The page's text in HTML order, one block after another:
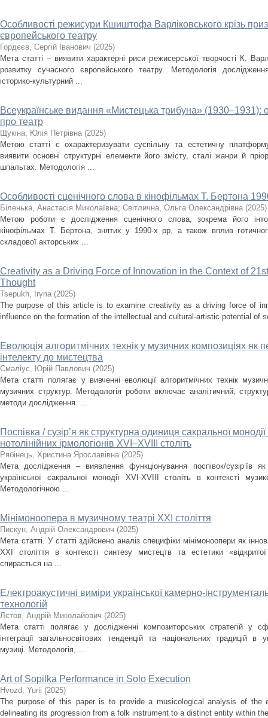
Особливості режисури Кшиштофа Варліковського крізь
європейського театру
Гордєєв, Сергій Іванович (2025)
Мета статті – виявити характерні риси режисерської творчості К.
розвитку сучасного європейського театру. Методологія
історико-культурний ...
Всеукраїнське видання «Мистецька трибуна» (1930–1931):
про театр
Щукіна, Юлія Петрівна (2025)
Метою статті є охарактеризувати суспільну та естетичну
виявити основні структурні елементи його змісту, сталі жанри й
шпальтах. Методологія ...
Особливості сценічного слова в кінофільмах Т. Бертона
Біленька, Анастасія Миколаївна; Світлична, Ольга Олександрівна (2025)
Метою роботи є дослідження сценічного слова, зокрема його
кінофільмах Т. Бертона, знятих у 1990-х рр, а також вплив
складової акторських ...
Creativity as a Driving Force of Innovation in the Context of
Thought
Tsepukh, Iryna (2025)
The purpose of this article is to examine creativity as a driving force of
influence on the formation of the intellectual and cultural-artistic potential of
Еволюція алгоритмічних технік у музичних композиціях як
інтелекту до мистецтва
Смаліус, Юрій Павлович (2025)
Мета статті полягає у вивченні еволюції алгоритмічних технік
музичних структур. Методологія роботи включає аналітичний,
методи дослідження. ...
Поспівка / сузір’я як структурна одиниця сакральної
нотолінійних ірмологіонів XVI–XVIII століть
Рябінець, Христина Ярославівна (2025)
Мета дослідження – виявлення функціонування поспівок/сузір’їв
української сакральної монодії XVI-XVIII cтоліть в контексті
Методологічною ...
Мінімоноопера в музичному театрі ХХІ століття
Пискун, Андрій Олександрович (2025)
Мета статті. У статті здійснено аналіз специфіки мінімоноопери як
ХХІ століття в контексті синтезу мистецтв та естетики
спирається на ...
Електроакустичні виміри української камерно-
технологій
Лєтов, Андрій Миколайович (2025)
Мета статті полягає у дослідженні композиторських стратегій у
інтеграції загальносвітових тенденцій та національних традицій в
музиці. Методологія, ...
Art of Sopilka Performance in Solo Execution
Нvozd, Yurii (2025)
The purpose of this paper is to provide a musicological analysis of the
delineating its progression from a folk instrument to a distinct entity within